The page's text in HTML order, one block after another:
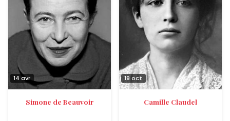
14 avr
Simone de Beauvoir
19 oct
Camille Claudel